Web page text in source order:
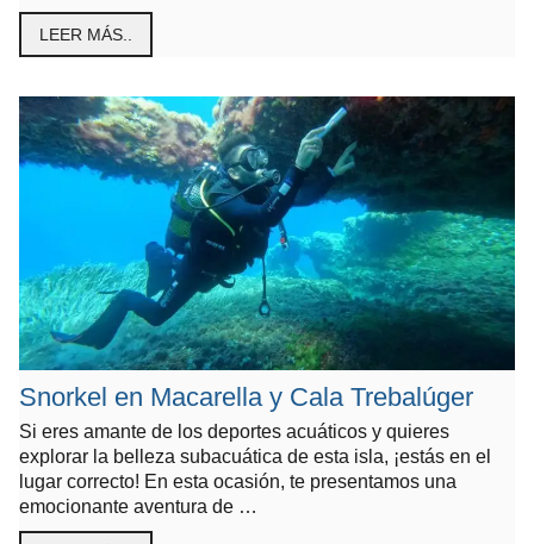
LEER MÁS..
Snorkel en Macarella y Cala Trebalúger
Si eres amante de los deportes acuáticos y quieres
explorar la belleza subacuática de esta isla, ¡estás en el
lugar correcto! En esta ocasión, te presentamos una
emocionante aventura de …